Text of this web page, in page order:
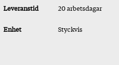
Leveranstid 20 arbetsdagar
Enhet Styckvis